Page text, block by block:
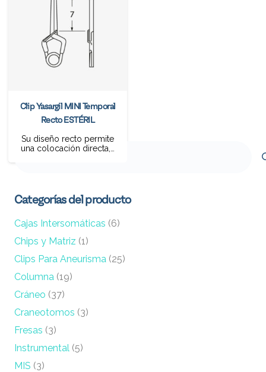
Clip Yasargil MINI Temporal
Recto ESTÉRIL
Su diseño recto permite
una colocación directa,…
Buscar
por:
Categorías del producto
Cajas Intersomáticas (6)
Chips y Matriz (1)
Clips Para Aneurisma (25)
Columna (19)
Cráneo (37)
Craneotomos (3)
Fresas (3)
Instrumental (5)
MIS (3)